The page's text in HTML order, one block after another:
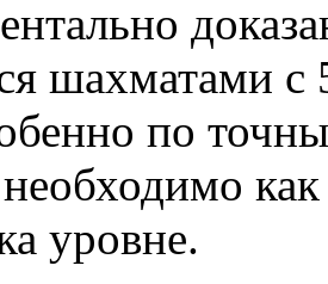
шахматами с
по
необходимо
уровне.